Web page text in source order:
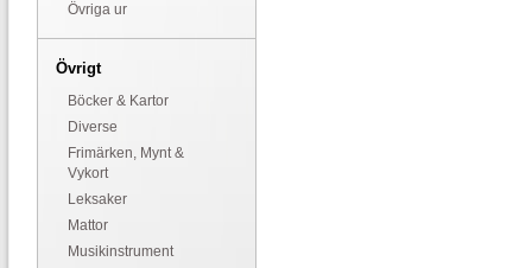
Övriga ur
Övrigt
Böcker & Kartor
Diverse
Frimärken, Mynt &
Vykort
Leksaker
Mattor
Musikinstrument